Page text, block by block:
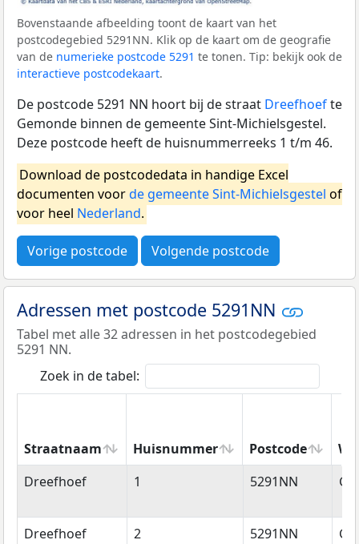
Bovenstaande afbeelding toont de kaart van het
postcodegebied 5291NN. Klik op de kaart om de geografie
van de numerieke postcode 5291 te tonen. Tip: bekijk ook de
interactieve postcodekaart.
De postcode 5291 NN hoort bij de straat Dreefhoefte
Gemonde binnen de gemeente Sint-Michielsgestel.
Deze postcode heeft de huisnummerreeks 1 t/m 46.
Download de postcodedata in handige Excel
documenten voorde gemeente Sint-Michielsgestel of
voor heel Nederland.
Vorige postcode Volgende postcode
Adressen met postcode 5291NN
Tabel met alle 32 adressen in het postcodegebied
5291 NN.
Zoek in de tabel:
Straatnaam Huisnummer Postcode
Straatnaam
Huisnummer Postcode
Dreefhoef 1 5291NN
Dreefhoef 2 5291NN